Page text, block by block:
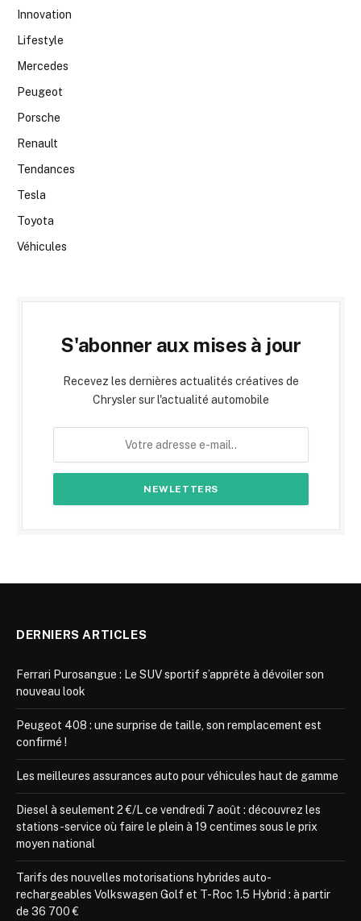
Innovation
Lifestyle
Mercedes
Peugeot
Porsche
Renault
Tendances
Tesla
Toyota
Véhicules
S'abonner aux mises à jour
Recevez les dernières actualités créatives de
Chrysler sur l'actualité automobile
DERNIERS ARTICLES
Ferrari Purosangue : Le SUV sportif s’apprête à dévoiler son
nouveau look
Peugeot 408 : une surprise de taille, son remplacement est
confirmé !
Les meilleures assurances auto pour véhicules haut de gamme
Diesel à seulement 2 €/L ce vendredi 7 août : découvrez les
stations-service où faire le plein à 19 centimes sous le prix
moyen national
Tarifs des nouvelles motorisations hybrides auto-
rechargeables Volkswagen Golf et T-Roc 1.5 Hybrid : à partir
de 36 700 €